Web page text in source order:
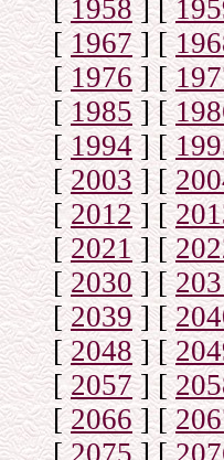
[1958] [
[1967] [
[1976] [
[1985] [
[1994] [
[2003] [
[2012] [
[2021] [
[2030] [
[2039] [
[2048] [
[2057] [
[2066] [
[2075] [